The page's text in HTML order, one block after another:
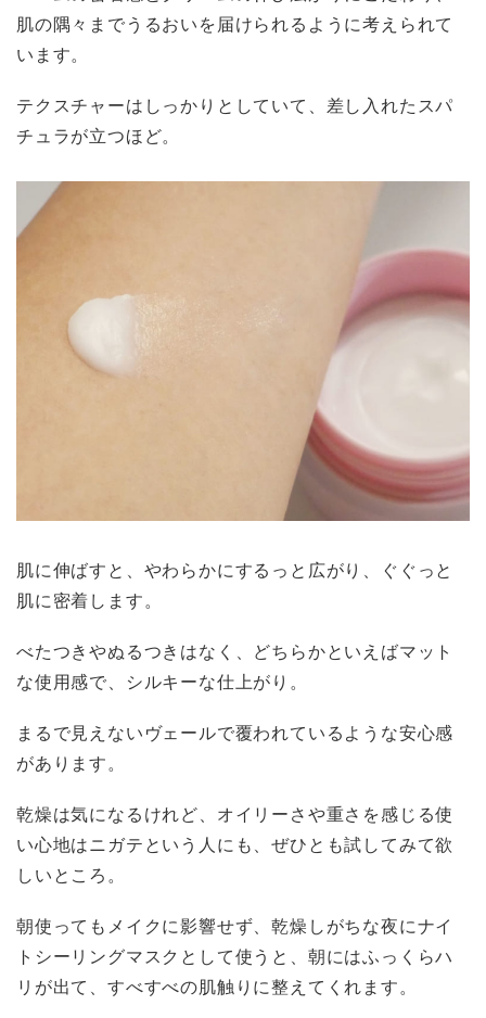
肌の隅々までうるおいを届けられるように考えられて
います。
テクスチャーはしっかりとしていて、差し入れたスパ
チュラが立つほど。
肌に伸ばすと、やわらかにするっと広がり、ぐぐっと
肌に密着します。
べたつきやぬるつきはなく、どちらかといえばマット
な使用感で、シルキーな仕上がり。
まるで見えないヴェールで覆われているような安心感
があります。
乾燥は気になるけれど、オイリーさや重さを感じる使
い心地はニガテという人にも、ぜひとも試してみて欲
しいところ。
朝使ってもメイクに影響せず、乾燥しがちな夜にナイ
トシーリングマスクとして使うと、朝にはふっくらハ
リが出て、すべすべの肌触りに整えてくれます。